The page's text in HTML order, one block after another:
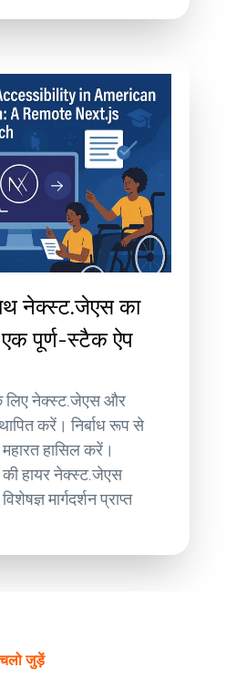
नेक्स्ट.जेएस का
पूर्ण-स्टैक ऐप
लिए नेक्स्ट.जेएस और
करें। निर्बाध रूप से
हासिल करें।
हायर नेक्स्ट.जेएस
मार्गदर्शन प्राप्त
चलो जुड़ें